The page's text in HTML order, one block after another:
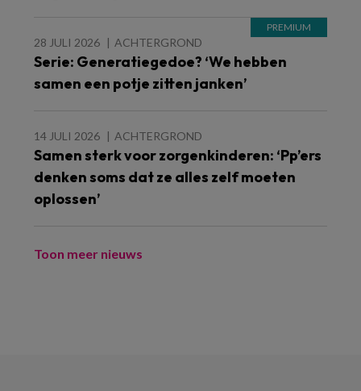
28 JULI 2026 ACHTERGROND
Serie: Generatiegedoe? ‘We hebben
samen een potje zitten janken’
14 JULI 2026 ACHTERGROND
Samen sterk voor zorgenkinderen: ‘Pp’ers
denken soms dat ze alles zelf moeten
oplossen’
Toon meer nieuws